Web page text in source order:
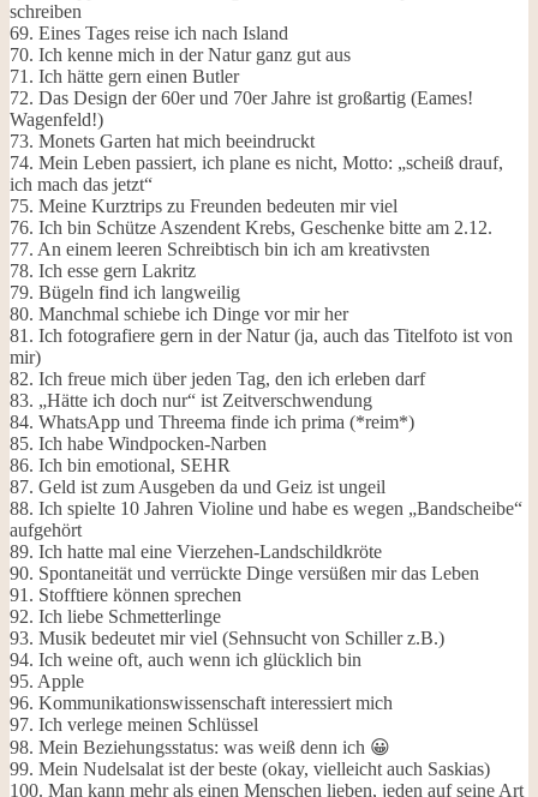
schreiben
69. Eines Tages reise ich nach Island
70. Ich kenne mich in der Natur ganz gut aus
71. Ich hätte gern einen Butler
72. Das Design der 60er und 70er Jahre ist großartig (Eames!
Wagenfeld!)
73. Monets Garten hat mich beeindruckt
74. Mein Leben passiert, ich plane es nicht, Motto: „scheiß drauf,
ich mach das jetzt“
75. Meine Kurztrips zu Freunden bedeuten mir viel
76. Ich bin Schütze Aszendent Krebs, Geschenke bitte am 2.12.
77. An einem leeren Schreibtisch bin ich am kreativsten
78. Ich esse gern Lakritz
79. Bügeln find ich langweilig
80. Manchmal schiebe ich Dinge vor mir her
81. Ich fotografiere gern in der Natur (ja, auch das Titelfoto ist von
mir)
82. Ich freue mich über jeden Tag, den ich erleben darf
83. „Hätte ich doch nur“ ist Zeitverschwendung
84. WhatsApp und Threema finde ich prima (*reim*)
85. Ich habe Windpocken-Narben
86. Ich bin emotional, SEHR
87. Geld ist zum Ausgeben da und Geiz ist ungeil
88. Ich spielte 10 Jahren Violine und habe es wegen „Bandscheibe“
aufgehört
89. Ich hatte mal eine Vierzehen-Landschildkröte
90. Spontaneität und verrückte Dinge versüßen mir das Leben
91. Stofftiere können sprechen
92. Ich liebe Schmetterlinge
93. Musik bedeutet mir viel (Sehnsucht von Schiller z.B.)
94. Ich weine oft, auch wenn ich glücklich bin
95. Apple
96. Kommunikationswissenschaft interessiert mich
97. Ich verlege meinen Schlüssel
98. Mein Beziehungsstatus: was weiß denn ich 😀
99. Mein Nudelsalat ist der beste (okay, vielleicht auch Saskias)
100. Man kann mehr als einen Menschen lieben, jeden auf seine Art